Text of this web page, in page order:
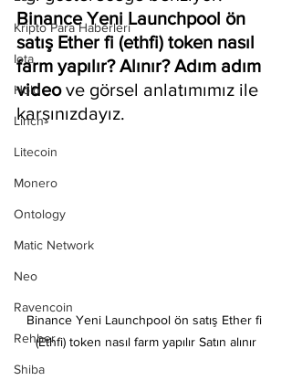
Kripto Para Haberleri
Iota
Holo
Linch
Litecoin
Monero
Ontology
Matic Network
Neo
Ravencoin
Rehber
Shiba
Binance Yeni Launchpool ön
satış Ether fi (ethfi) token nasıl
farm yapılır? Alınır? Adım adım
video ve görsel anlatımımız ile
karşınızdayız.
Binance Yeni Launchpool ön satış Ether fi
(Ethfi) token nasıl farm yapılır Satın alınır